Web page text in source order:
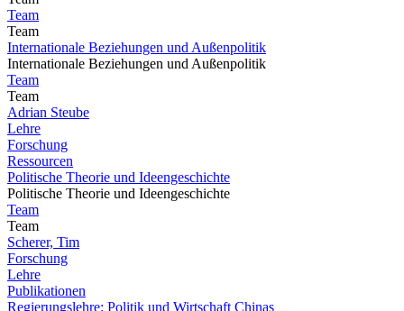
Team
Team
Internationale Beziehungen und Außenpolitik
Internationale Beziehungen und Außenpolitik
Team
Team
Adrian Steube
Lehre
Forschung
Ressourcen
Politische Theorie und Ideengeschichte
Politische Theorie und Ideengeschichte
Team
Team
Scherer, Tim
Forschung
Lehre
Publikationen
Regierungslehre: Politik und Wirtschaft Chinas